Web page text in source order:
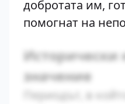
добротата им,
помогнат на
Исторически
значение
Периодът, в